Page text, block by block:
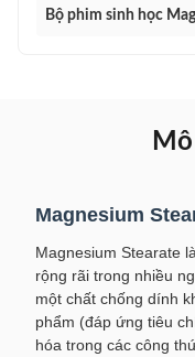
Bộ phim sinh học
Magnesium
Magnesium Stearate
rộng rãi trong nhiều
một chất chống dính
phẩm (đáp ứng tiêu
hóa trong các công